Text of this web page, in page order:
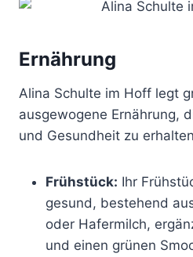
Ernährung
Alina Schulte im Hoff legt
ausgewogene Ernährung,
und Gesundheit zu
Frühstück: Ihr
gesund, bestehend
oder Hafermilch,
und einen grünen